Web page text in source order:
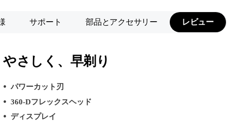
サポート 部品とアクセサリー レビュー
やさしく、早剃り
パワーカット刃
360-Dフレックスヘッド
ディスプレイ